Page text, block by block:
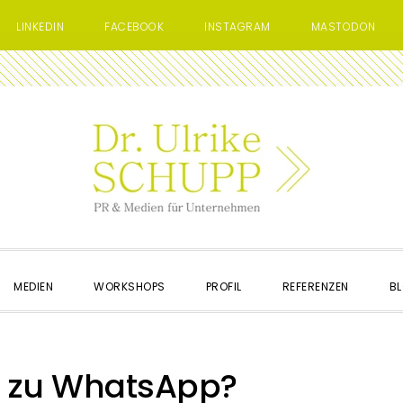
LINKEDIN FACEBOOK INSTAGRAM MASTODON
MEDIEN WORKSHOPS PROFIL REFERENZEN
WhatsApp?